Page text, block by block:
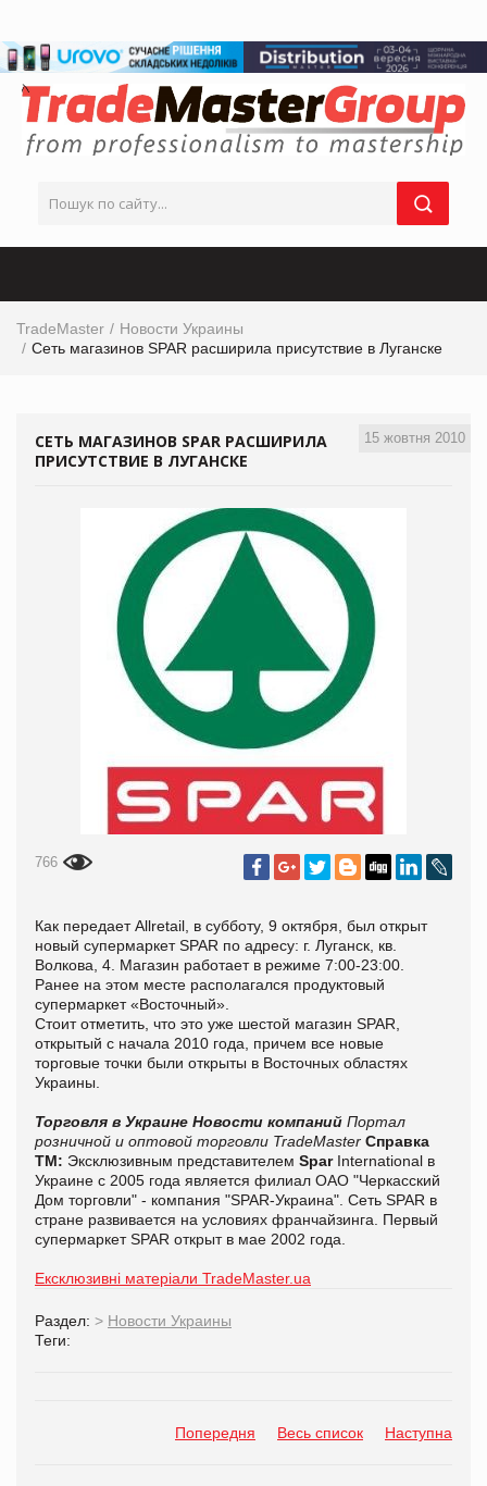
TradeMaster
Новости Украины
Сеть магазинов SPAR расширила присутствие в Луганске
15 жовтня 2010
СЕТЬ МАГАЗИНОВ SPAR РАСШИРИЛА
ПРИСУТСТВИЕ В ЛУГАНСКЕ
766
Как передает Аllretail, в субботу, 9 октября, был открыт
новый супермаркет SPAR по адресу: г. Луганск, кв.
Волкова, 4. Магазин работает в режиме 7:00-23:00.
Ранее на этом месте располагался продуктовый
супермаркет «Восточный».
Стоит отметить, что это уже шестой магазин SPAR,
открытый с начала 2010 года, причем все новые
торговые точки были открыты в Восточных областях
Украины.
Торговля в Украине Новости компаний Портал
розничной и оптовой торговли TradeMaster Справка
ТМ: Эксклюзивным представителем SparInternational в
Украине с 2005 года является филиал ОАО "Черкасский
Дом торговли" - компания "SPAR-Украина". Сеть SPAR в
стране развивается на условиях франчайзинга. Первый
супермаркет SPAR открыт в мае 2002 года.
Ексклюзивні матеріали TradeMaster.ua
Раздел: > Новости Украины
Теги:
Попередня Весь список Наступна